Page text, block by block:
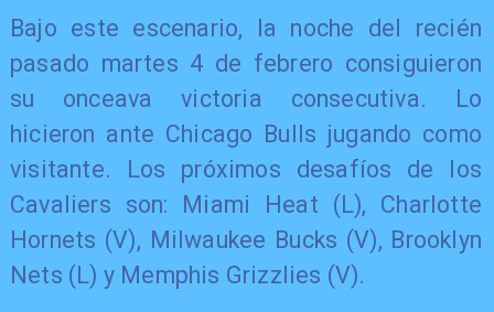
Bajo este escenario, la noche del recién
pasado martes 4 de febrero consiguieron
su onceava victoria consecutiva. Lo
hicieron ante Chicago Bulls jugando como
visitante. Los próximos desafíos de los
Cavaliers son: Miami Heat (L), Charlotte
Hornets (V), Milwaukee Bucks (V), Brooklyn
Nets (L) y Memphis Grizzlies (V).